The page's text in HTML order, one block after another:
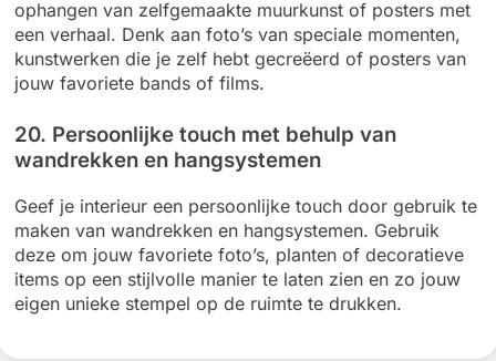
ophangen van zelfgemaakte muurkunst of posters met
een verhaal. Denk aan foto’s van speciale momenten,
kunstwerken die je zelf hebt gecreëerd of posters van
jouw favoriete bands of films.
20. Persoonlijke touch met behulp van
wandrekken en hangsystemen
Geef je interieur een persoonlijke touch door gebruik te
maken van wandrekken en hangsystemen. Gebruik
deze om jouw favoriete foto’s, planten of decoratieve
items op een stijlvolle manier te laten zien en zo jouw
eigen unieke stempel op de ruimte te drukken.